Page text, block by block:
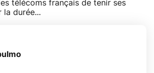
télécoms français de tenir ses
la durée...